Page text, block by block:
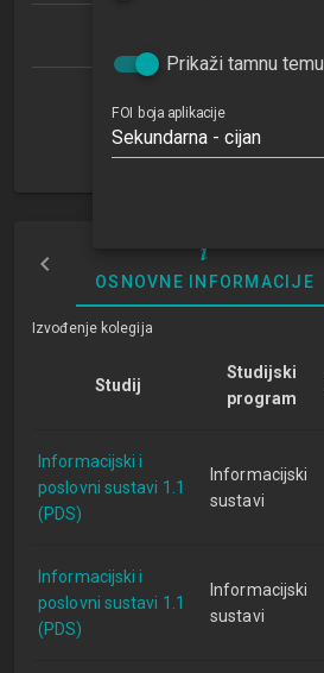
OU
OSNOVNE INFORMACIJE
Izvođenje kolegija
Studij
Studijski
program
Informacijski i
poslovni sustavi 1.1
(PDS)
Informacijski
sustavi
Informacijski i
poslovni sustavi 1.1
(PDS)
Informacijski
sustavi
Prikaži tamnu temu
FOI boja aplikacije
Sekundarna - cijan